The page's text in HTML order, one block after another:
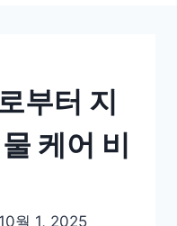
부터 지
케어 비
10월 1, 2025